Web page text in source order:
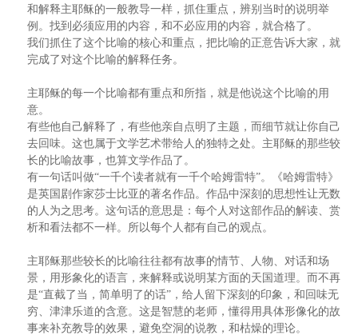
和解释主耶稣的一般教导一样，抓住重点，辨别当时的说明举
例。找到必须应用的内容，和不必应用的内容，就合格了。
我们抓住了这个比喻的核心和重点，把比喻的正意告诉大家，就
完成了对这个比喻的解释任务。
主耶稣的每一个比喻都有重点和所指，就是他说这个比喻的用
意。
有些他自己解释了，有些他亲自点明了主题，而细节就让你自己
去回味。这也属于文学艺术带给人的独特之处。主耶稣的那些较
长的比喻故事，也算文学作品了。
有一句话叫做“一千个读者就有一千个哈姆雷特”。《哈姆雷特》
是英国剧作家莎士比亚的著名作品。作品中深刻的思想性让无数
的人为之思考。这句话的意思是：每个人对这部作品的解读、赏
析和看法都不一样。所以每个人都有自己的观点。
主耶稣那些较长的比喻往往都有故事的情节、人物、对话和场
景，用形象化的语言，来解释或说明某方面的天国道理。而不再
是“直截了当，简单明了的话”，给人留下深刻的印象，和回味无
穷、津津乐道的含意。这是智慧的老师，懂得用具体形像化的故
事来补充教导的效果，避免空洞的说教，和枯燥的理论。